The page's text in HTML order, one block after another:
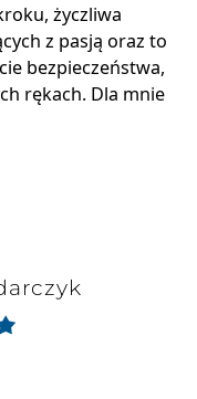
życzliwa
z pasją oraz to
bezpieczeństwa,
rękach. Dla mnie